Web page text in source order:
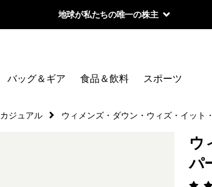
地球が私たちの唯一の株主
バッグ＆ギア 食品＆飲料 スポーツ
カジュアル ウィメンズ・ダウン・ウィズ・イット
ウ
パ